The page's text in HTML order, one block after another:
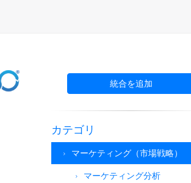
統合を追加
カテゴリ
マーケティング（市場戦略）
マーケティング分析